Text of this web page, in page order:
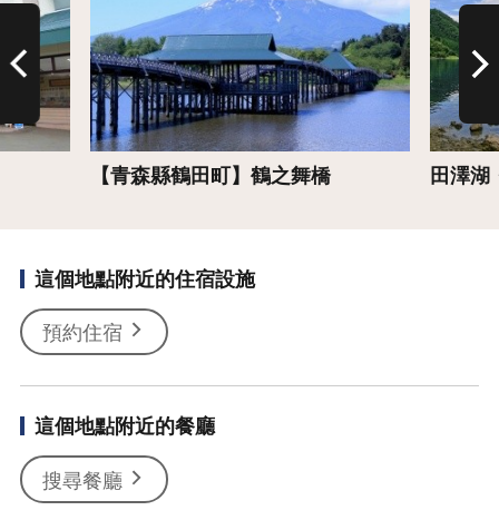
【青森縣鶴田町】鶴之舞橋 田澤湖
這個地點附近的住宿設施
預約住宿
這個地點附近的餐廳
搜尋餐廳